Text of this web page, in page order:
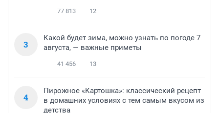
77 813 12
3
Какой будет зима, можно узнать по погоде 7
августа, — важные приметы
41 456 13
4
Пирожное «Картошка»: классический рецепт
в домашних условиях с тем самым вкусом из
детства